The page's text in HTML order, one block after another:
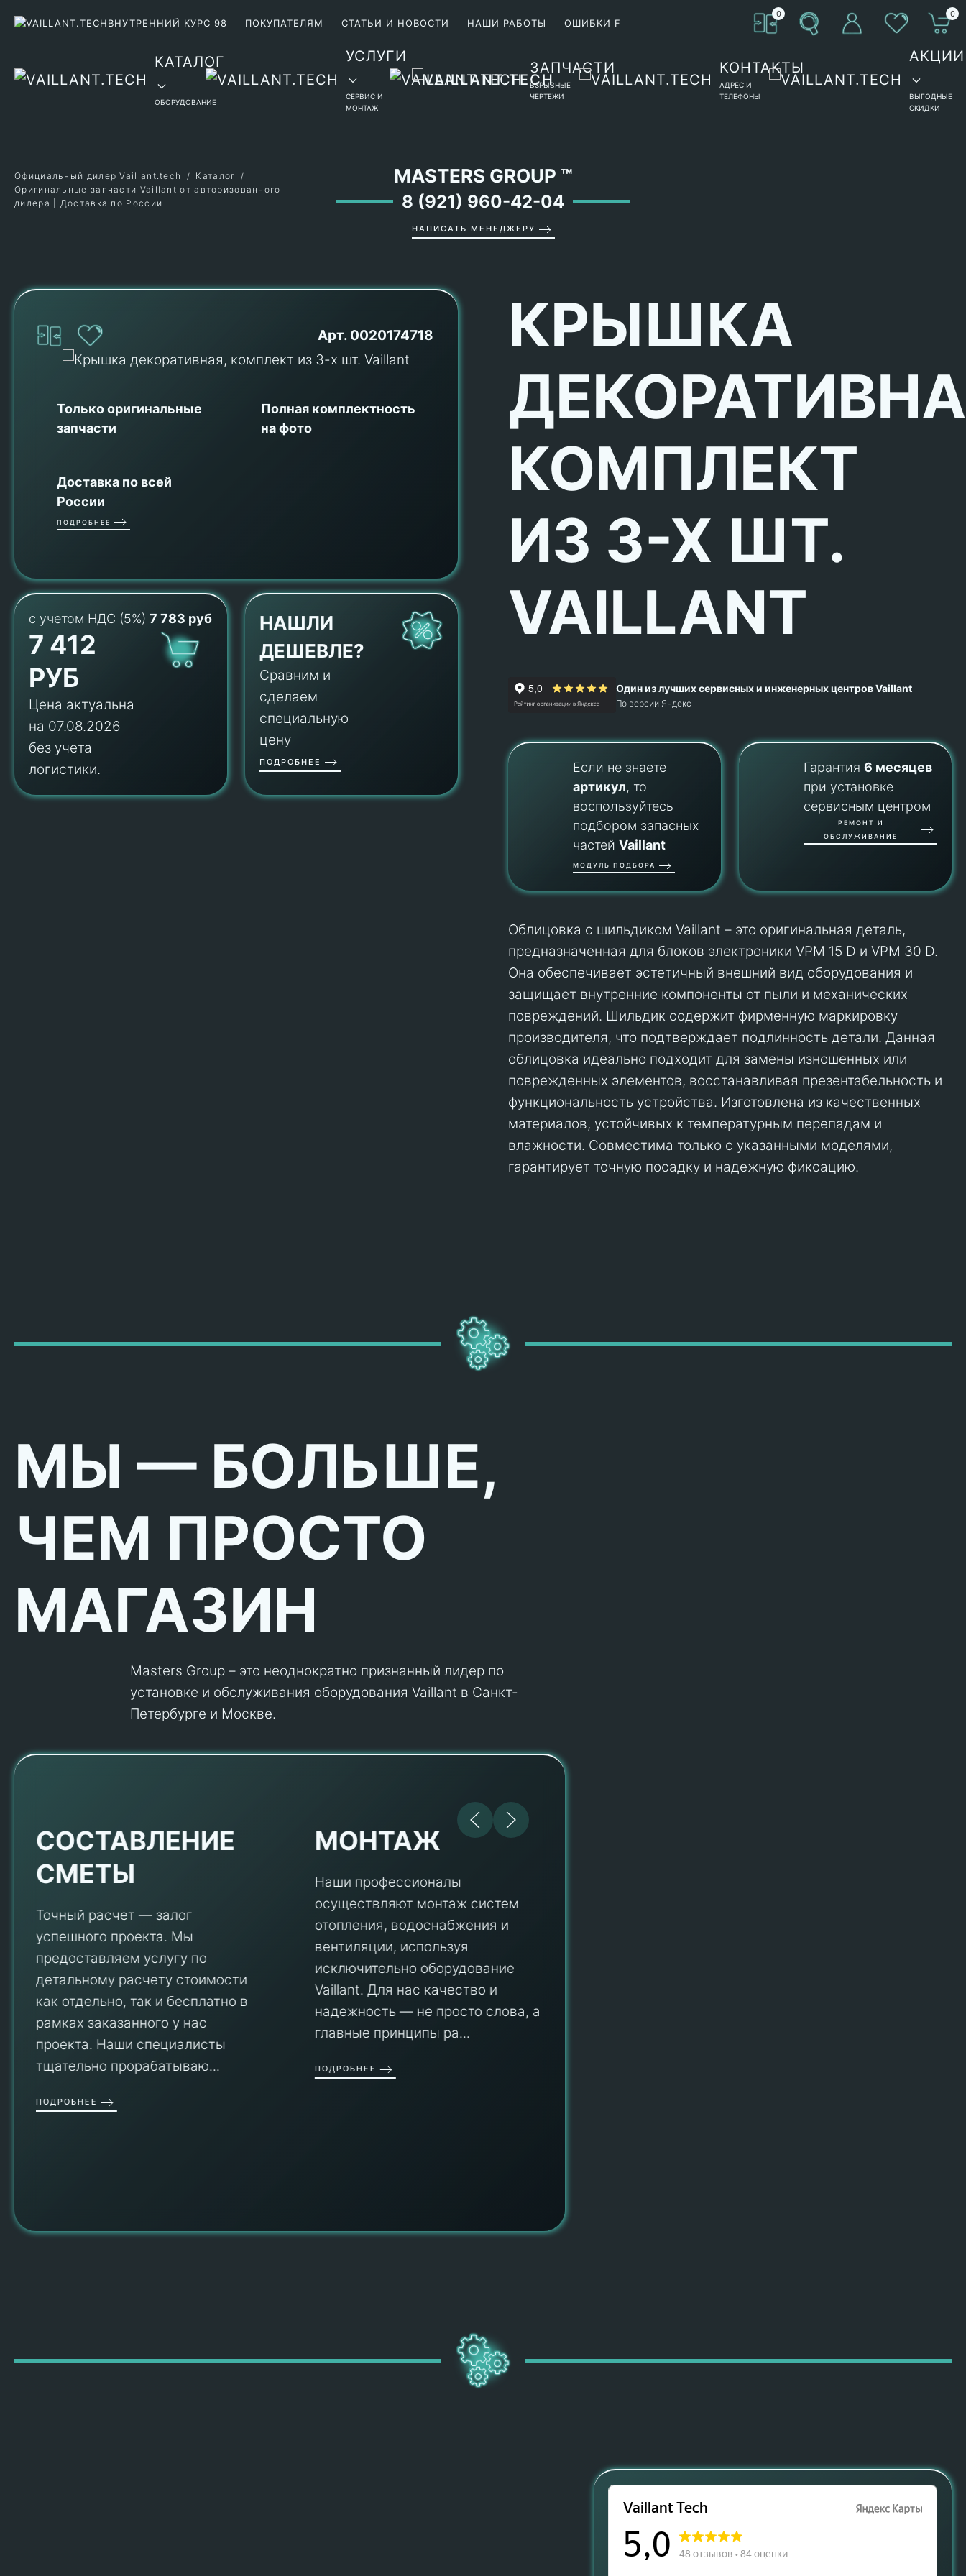
ВНУТРЕННИЙ КУРС 98 ПОКУПАТЕЛЯМ СТАТЬИ И НОВОСТИ НАШИ РАБОТЫ ОШИБКИ F
0 0
КАТАЛОГ
ОБОРУДОВАНИЕ
УСЛУГИ
СЕРВИС И
МОНТАЖ
ЗАПЧАСТИ
ВЗРЫВНЫЕ
ЧЕРТЕЖИ
КОНТАКТЫ
АДРЕС И
ТЕЛЕФОНЫ
АКЦИИ
ВЫГОДНЫЕ
СКИДКИ
MASTERS GROUP ™
8 (921) 960-42-04
НАПИСАТЬ МЕНЕДЖЕРУ
Официальный дилер Vaillant.tech
Каталог
Оригинальные запчасти Vaillant от авторизованного
дилера | Доставка по России
Арт. 0020174718
Только оригинальные
запчасти
Полная комплектность
на фото
Доставка по всей
России
ПОДРОБНЕЕ
с учетом НДС (5%) 7 783 руб
7 412
РУБ
Цена актуальна
на 07.08.2026
без учета
логистики.
НАШЛИ
ДЕШЕВЛЕ?
Сравним и
сделаем
специальную
цену
ПОДРОБНЕЕ
КРЫШКА
КОМПЛЕКТ
ИЗ 3-Х ШТ.
VAILLANT
Один из лучших сервисных и инженерных центров Vaillant
По версии Яндекс
Если не знаете
артикул, то
воспользуйтесь
подбором запасных
частейVaillant
МОДУЛЬ ПОДБОРА
Гарантия6 месяцев
при установке
сервисным центром
РЕМОНТ И
ОБСЛУЖИВАНИЕ
Облицовка с шильдиком Vaillant – это оригинальная деталь,
предназначенная для блоков электроники VPM 15 D и VPM 30 D.
Она обеспечивает эстетичный внешний вид оборудования и
защищает внутренние компоненты от пыли и механических
повреждений. Шильдик содержит фирменную маркировку
производителя, что подтверждает подлинность детали. Данная
облицовка идеально подходит для замены изношенных или
поврежденных элементов, восстанавливая презентабельность и
функциональность устройства. Изготовлена из качественных
материалов, устойчивых к температурным перепадам и
влажности. Совместима только с указанными моделями,
гарантирует точную посадку и надежную фиксацию.
МЫ — БОЛЬШЕ,
ЧЕМ ПРОСТО
МАГАЗИН
Masters Group – это неоднократно признанный лидер по
установке и обслуживания оборудования Vaillant в Санкт-
Петербурге и Москве.
СОСТАВЛЕНИЕ
СМЕТЫ
Точный расчет — залог
успешного проекта. Мы
предоставляем услугу по
детальному расчету стоимости
как отдельно, так и бесплатно в
рамках заказанного у нас
проекта. Наши специалисты
тщательно прорабатываю...
ПОДРОБНЕЕ
МОНТАЖ
Наши профессионалы
осуществляют монтаж систем
отопления, водоснабжения и
вентиляции, используя
исключительно оборудование
Vaillant. Для нас качество и
надежность — не просто слова, а
главные принципы ра...
ПОДРОБНЕЕ